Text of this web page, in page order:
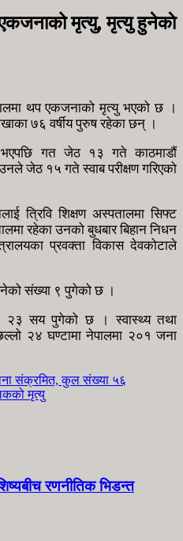
मृत्यु, मृत्यु हुनेकाे
थप एकजनाको मृत्यु भएको छ ।
७६ वर्षीय पुरुष रहेका छन् ।
भएपछि गत जेठ १३ गते काठमाडौं
जेठ १५ गते स्वाब परीक्षण गरिएको
त्रिवि शिक्षण अस्पतालमा सिफ्ट
रहेका उनको बुधबार बिहान निधन
प्रवक्ता विकास देवकोटाले
संख्या ९ पुगेको छ ।
२३ सय पुगेको छ । स्वास्थ्य तथा
२४ घण्टामा नेपालमा २०१ जना
संक्रमित, कुल संख्या ५६
मृत्यु
रणनीतिक भिडन्त